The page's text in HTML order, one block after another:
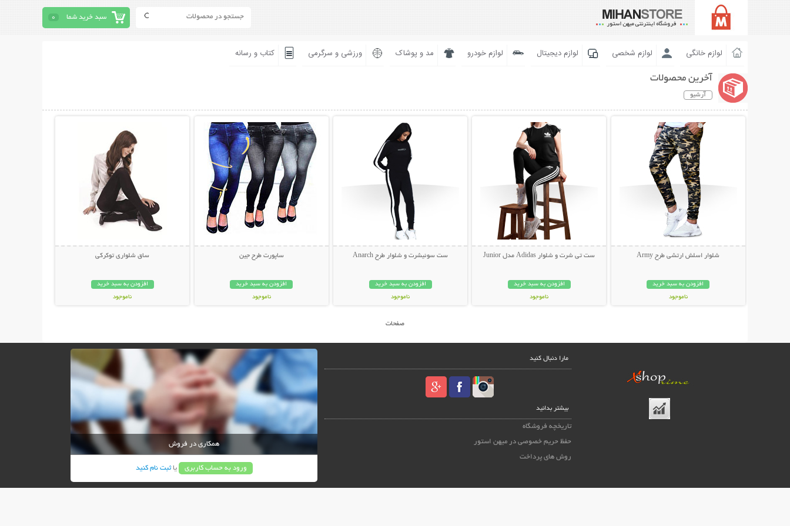
سبد خرید شما 0
لوازم خانگی لوازم شخصی لوازم دیجیتال لوازم خودرو مد و پوشاک ورزشی و سرگرمی کتاب و رسانه
آخرین محصولات
آرشیو
شلوار اسلش ارتشی طرح Army
افزودن به سبد خرید
ناموجود
ست تی شرت و شلوار Adidas مدل Junior
افزودن به سبد خرید
ناموجود
ست سوئیشرت و شلوار طرح Anarch
افزودن به سبد خرید
ناموجود
ساپورت طرح جین
افزودن به سبد خرید
ناموجود
ساق شلواری توکرکی
افزودن به سبد خرید
ناموجود
صفحات
مارا دنبال کنید
بیشتر بدانید
تاریخچه فروشگاه
حفظ حریم خصوصی در میهن استور
روش های پرداخت
همکاری در فروش
ورود به حساب کاربری یاثبت نام کنید